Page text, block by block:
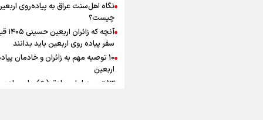
اینفوبرنا/ سقف معافیت مالیاتی
حقوق کارکنان دولت و
در بودجه ۱۴۰۵ چقدر است؟
نگاه اهل‌سنت عراق به پیاده‌روی
چیست؟
آنچه که
سفر پیاده روی اربعین باید بدانند
۱۰ توصیه مهم به زائران و خادمان
اربعین
۱۳ توصیه امام صادق (ع) برای